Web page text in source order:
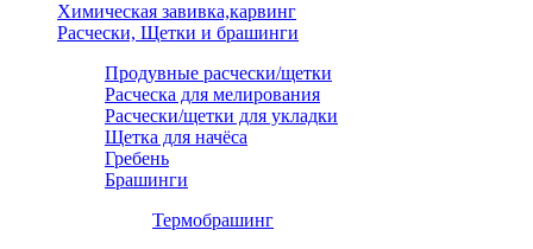
Химическая завивка,карвинг
Расчески, Щетки и брашинги
Продувные расчески/щетки
Расческа для мелирования
Расчески/щетки для укладки
Щетка для начёса
Гребень
Брашинги
Термобрашинг